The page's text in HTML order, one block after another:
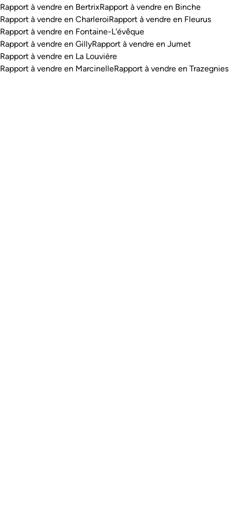
Rapport à vendre en BertrixRapport à vendre en Binche
Rapport à vendre en CharleroiRapport à vendre en Fleurus
Rapport à vendre en Fontaine-L'évêque
Rapport à vendre en GillyRapport à vendre en Jumet
Rapport à vendre en La Louvière
Rapport à vendre en MarcinelleRapport à vendre en Trazegnies